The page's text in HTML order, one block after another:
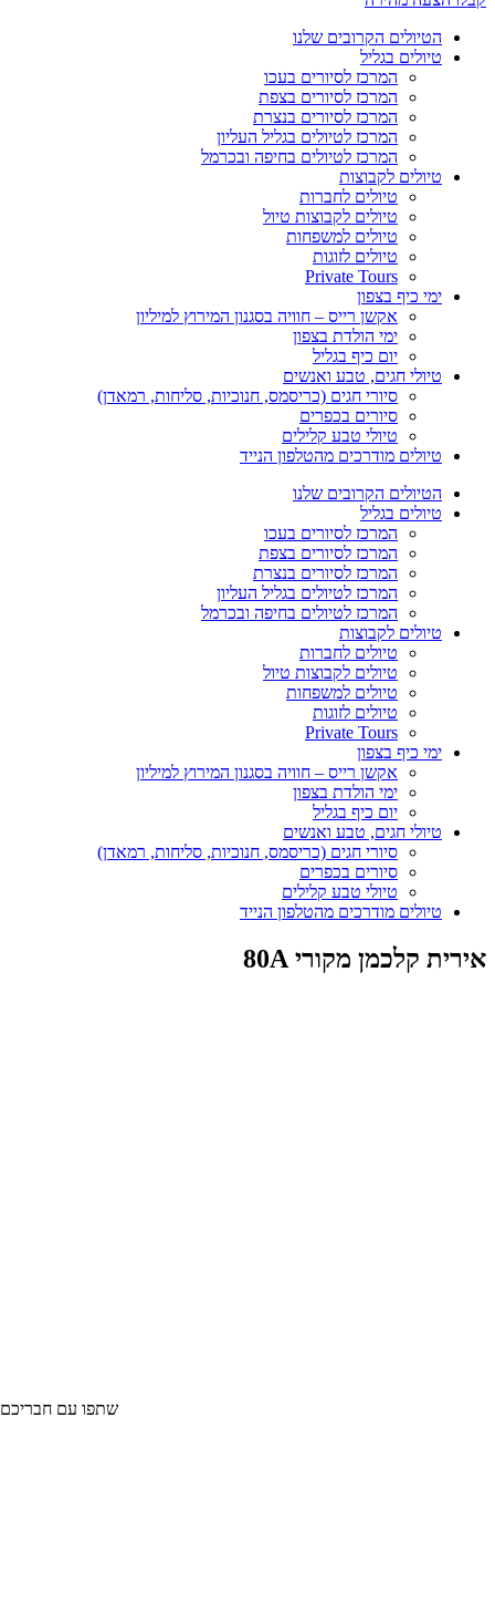
הטיולים הקרובים שלנו
טיולים בגליל
המרכז לסיורים בעכו
המרכז לסיורים בצפת
המרכז לסיורים בנצרת
המרכז לטיולים בגליל העליון
המרכז לטיולים בחיפה ובכרמל
טיולים לקבוצות
טיולים לחברות
טיולים לקבוצות טיול
טיולים למשפחות
טיולים לזוגות
Private Tours
ימי כיף בצפון
אקשן רייס – חוויה בסגנון המירוץ למיליון
ימי הולדת בצפון
יום כיף בגליל
טיולי חגים, טבע ואנשים
סיורי חגים (כריסמס, חנוכיות, סליחות, רמאדן)
סיורים בכפרים
טיולי טבע קלילים
טיולים מודרכים מהטלפון הנייד
הטיולים הקרובים שלנו
טיולים בגליל
המרכז לסיורים בעכו
המרכז לסיורים בצפת
המרכז לסיורים בנצרת
המרכז לטיולים בגליל העליון
המרכז לטיולים בחיפה ובכרמל
טיולים לקבוצות
טיולים לחברות
טיולים לקבוצות טיול
טיולים למשפחות
טיולים לזוגות
Private Tours
ימי כיף בצפון
אקשן רייס – חוויה בסגנון המירוץ למיליון
ימי הולדת בצפון
יום כיף בגליל
טיולי חגים, טבע ואנשים
סיורי חגים (כריסמס, חנוכיות, סליחות, רמאדן)
סיורים בכפרים
טיולי טבע קלילים
טיולים מודרכים מהטלפון הנייד
אירית קלכמן מקורי 80A
שתפו עם חבריכם :